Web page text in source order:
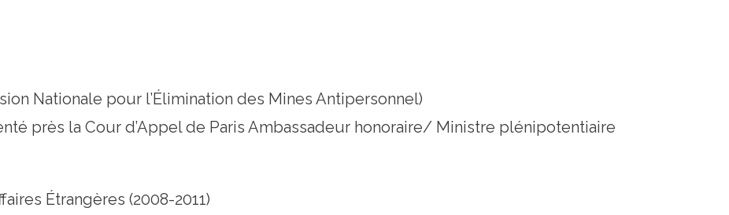
Nationale pour l’Élimination des Mines Antipersonnel)
près la Cour d’Appel de Paris Ambassadeur honoraire/ Ministre plénipotentiaire
Étrangères (2008-2011)